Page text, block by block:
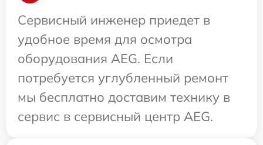
Сервисный инженер приедет в
удобное время для осмотра
оборудования AEG. Если
потребуется углубленный ремонт
мы бесплатно доставим технику в
сервис в сервисный центр AEG.